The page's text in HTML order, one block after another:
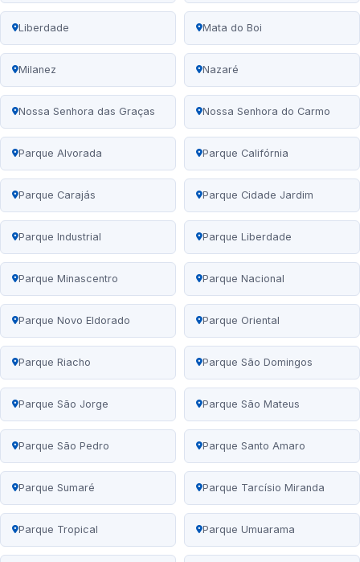
Liberdade Mata do Boi
Milanez Nazaré
Nossa Senhora das Graças Nossa Senhora do Carmo
Parque Alvorada Parque Califórnia
Parque Carajás Parque Cidade Jardim
Parque Industrial Parque Liberdade
Parque Minascentro Parque Nacional
Parque Novo Eldorado Parque Oriental
Parque Riacho Parque São Domingos
Parque São Jorge Parque São Mateus
Parque São Pedro Parque Santo Amaro
Parque Sumaré Parque Tarcísio Miranda
Parque Tropical Parque Umuarama